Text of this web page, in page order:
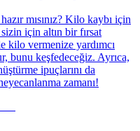
mısınız? Kilo kaybı için
için altın bir fırsat
kilo vermenize yardımcı
bunu keşfedeceğiz. Ayrıca,
ipuçlarını da
zamanı!